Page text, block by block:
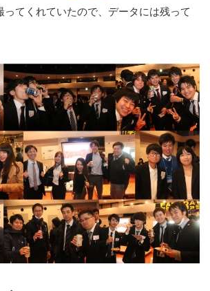
ってくれていたので、データには残って